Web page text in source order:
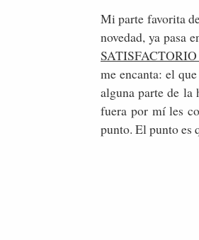
Mi parte favorita
novedad, ya pasa
me encanta: el
alguna parte de la
fuera por mí les
punto. El punto es